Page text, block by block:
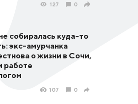
127 0
собиралась куда-то
экс-амурчанка
о жизни в Сочи,
работе
107 0